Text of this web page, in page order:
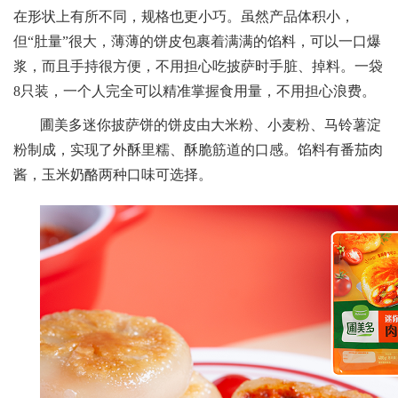
在形状上有所不同，规格也更小巧。虽然产品体积小，
但“肚量”很大，薄薄的饼皮包裹着满满的馅料，可以一口爆
浆，而且手持很方便，不用担心吃披萨时手脏、掉料。一袋
8只装，一个人完全可以精准掌握食用量，不用担心浪费。
圃美多迷你披萨饼的饼皮由大米粉、小麦粉、马铃薯淀
粉制成，实现了外酥里糯、酥脆筋道的口感。馅料有番茄肉
酱，玉米奶酪两种口味可选择。